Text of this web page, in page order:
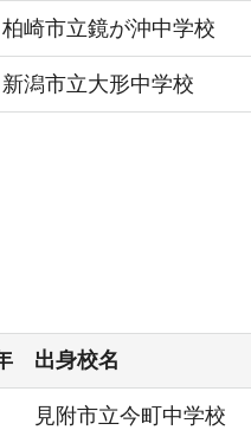
柏崎市立鏡が沖中学校
新潟市立大形中学校
出身校名
見附市立今町中学校